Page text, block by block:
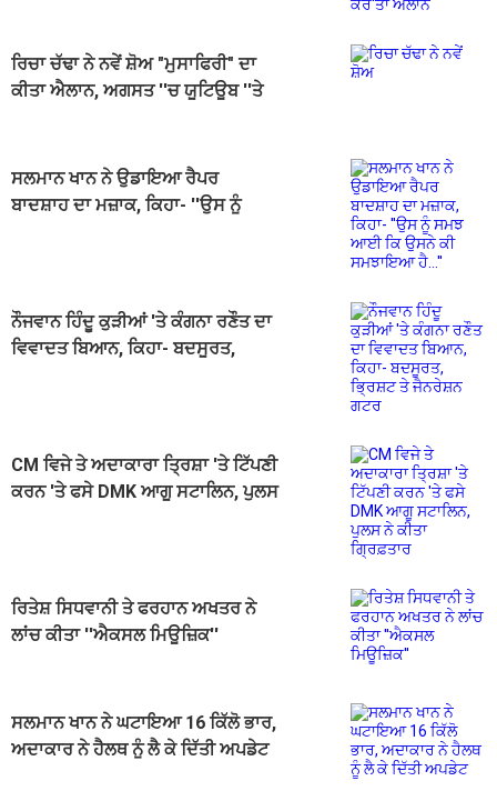
ਰਿਚਾ ਚੱਢਾ ਨੇ ਨਵੇਂ ਸ਼ੋਅ "ਮੁਸਾਫਿਰੀ" ਦਾ
ਕੀਤਾ ਐਲਾਨ, ਅਗਸਤ ''ਚ ਯੂਟਿਊਬ ''ਤੇ
ਸਲਮਾਨ ਖਾਨ ਨੇ ਉਡਾਇਆ ਰੈਪਰ
ਬਾਦਸ਼ਾਹ ਦਾ ਮਜ਼ਾਕ, ਕਿਹਾ- ''ਉਸ ਨੂੰ
ਨੌਜਵਾਨ ਹਿੰਦੂ ਕੁੜੀਆਂ 'ਤੇ ਕੰਗਨਾ ਰਣੌਤ ਦਾ
ਵਿਵਾਦਤ ਬਿਆਨ, ਕਿਹਾ- ਬਦਸੂਰਤ,
CM ਵਿਜੇ ਤੇ ਅਦਾਕਾਰਾ ਤ੍ਰਿਸ਼ਾ 'ਤੇ ਟਿੱਪਣੀ
ਕਰਨ 'ਤੇ ਫਸੇ DMK ਆਗੂ ਸਟਾਲਿਨ, ਪੁਲਸ
ਰਿਤੇਸ਼ ਸਿਧਵਾਨੀ ਤੇ ਫਰਹਾਨ ਅਖਤਰ ਨੇ
ਲਾਂਚ ਕੀਤਾ ''ਐਕਸਲ ਮਿਊਜ਼ਿਕ''
ਸਲਮਾਨ ਖਾਨ ਨੇ ਘਟਾਇਆ 16 ਕਿੱਲੋ ਭਾਰ,
ਅਦਾਕਾਰ ਨੇ ਹੈਲਥ ਨੂੰ ਲੈ ਕੇ ਦਿੱਤੀ ਅਪਡੇਟ